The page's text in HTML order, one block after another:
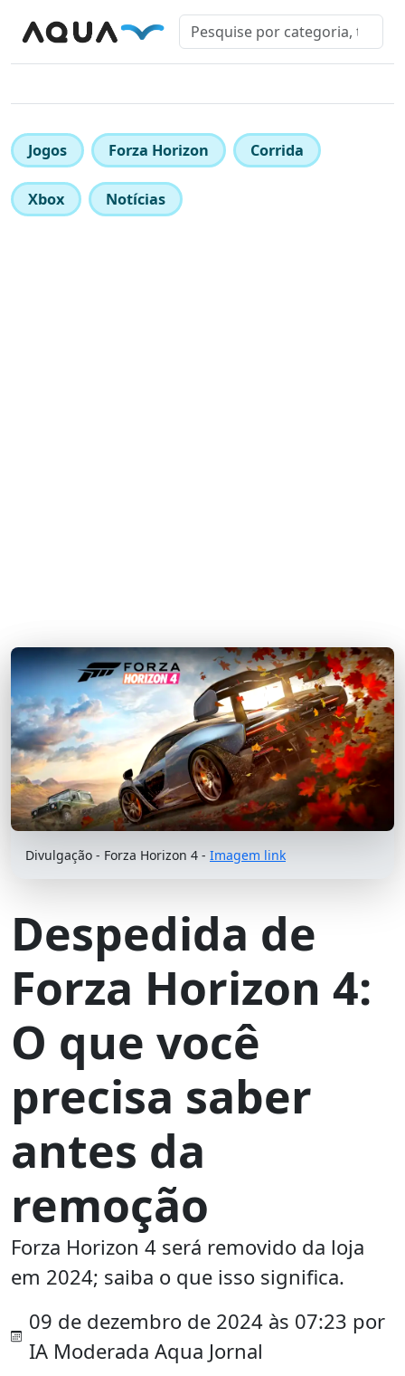
Jogos Forza Horizon Corrida
Xbox Notícias
Divulgação - Forza Horizon 4 - Imagem link
Despedida de
Forza Horizon 4:
O que você
precisa saber
antes da
remoção
Forza Horizon 4 será removido da loja
em 2024; saiba o que isso significa.
09 de dezembro de 2024 às 07:23 por
IA Moderada Aqua Jornal